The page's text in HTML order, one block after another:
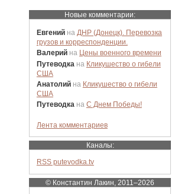
Новые комментарии:
Евгенийна ДНР (Донецк). Перевозка
грузов и корреспонденции.
Валерийна
Цены военного времени
Путеводка на Кликушество о гибели
США
Анатолийна Кликушество о гибели
США
Путеводка на С Днем Победы!
Лента комментариев
Каналы:
RSS putevodka.tv
© Константин Лакин, 2011–2026